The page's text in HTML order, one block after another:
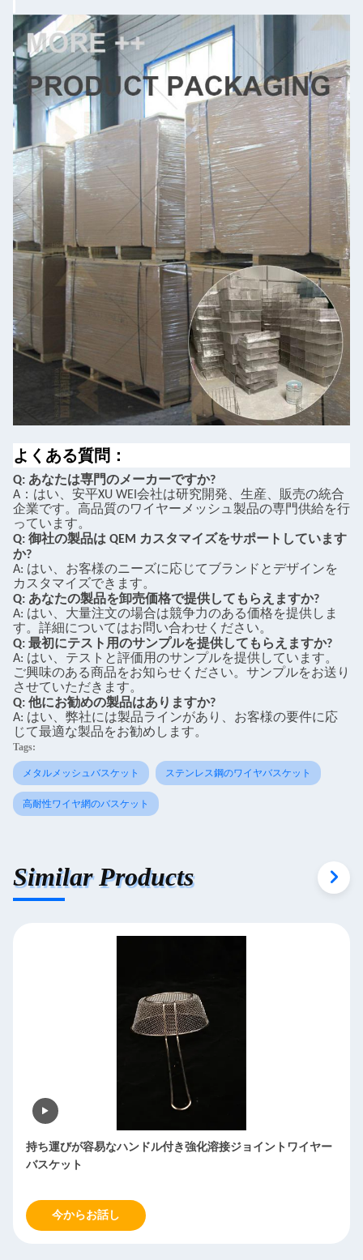
よくある質問：
Q: あなたは専門のメーカーですか?
A：はい、安平XU WEI会社は研究開発、生産、販売の統合
企業です。高品質のワイヤーメッシュ製品の専門供給を行
っています。
Q: 御社の製品は QEM カスタマイズをサポートしています
か?
A: はい、お客様のニーズに応じてブランドとデザインを
カスタマイズできます。
Q: あなたの製品を卸売価格で提供してもらえますか?
A: はい、大量注文の場合は競争力のある価格を提供しま
す。詳細についてはお問い合わせください。
Q: 最初にテスト用のサンプルを提供してもらえますか?
A: はい、テストと評価用のサンプルを提供しています。
ご興味のある商品をお知らせください。サンプルをお送り
させていただきます。
Q: 他にお勧めの製品はありますか?
A: はい、弊社には製品ラインがあり、お客様の要件に応
じて最適な製品をお勧めします。
Tags:
メタルメッシュバスケット ステンレス鋼のワイヤバスケット
高耐性ワイヤ網のバスケット
Similar Products
カスタマイズ可能なサイズのワイヤーメッシュバスケット 長
寿命
今からお話し